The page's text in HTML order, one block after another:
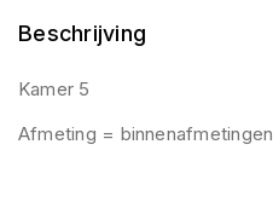
Beschrijving
Kamer 5
Afmeting = binnenafmetingen